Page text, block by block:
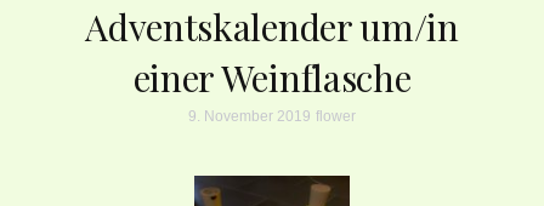
Adventskalender um/in
einer Weinflasche
9. November 2019 flower